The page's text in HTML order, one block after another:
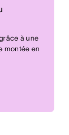
à une
montée en